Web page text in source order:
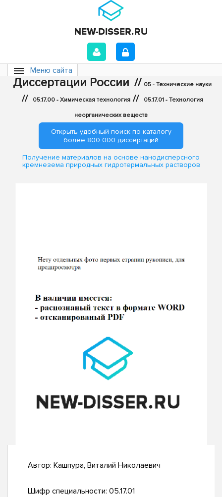
Меню сайта
Диссертации России // 05 - Технические науки
// 05.17.00 - Химическая технология // 05.17.01 - Технология
неорганических веществ
Открыть удобный поиск по каталогу
более 800 000 диссертаций
Получение материалов на основе нанодисперсного
кремнезема природных гидротермальных растворов
Автор: Кашпура, Виталий Николаевич
Шифр специальности: 05.17.01